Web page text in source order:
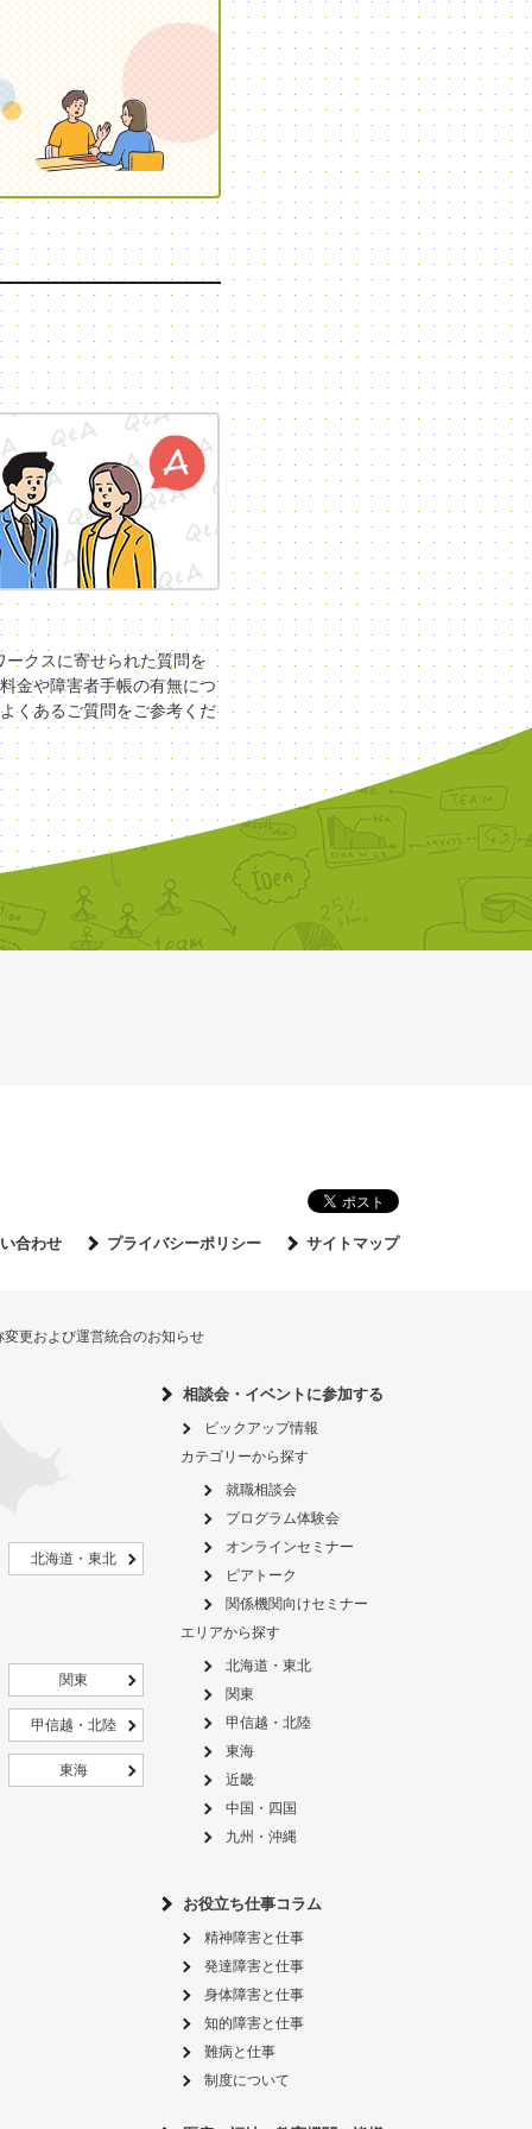
ークスに寄せられた質問を
金や障害者手帳の有無につ
くあるご質問をご参考くだ
合わせ プライバシーポリシー サイトマップ
更および運営統合のお知らせ
北海道・東北
関東
甲信越・北陸
東海
相談会・イベントに参加する
ピックアップ情報
カテゴリーから探す
就職相談会
プログラム体験会
オンラインセミナー
ピアトーク
関係機関向けセミナー
エリアから探す
北海道・東北
関東
甲信越・北陸
東海
近畿
中国・四国
九州・沖縄
お役立ち仕事コラム
精神障害と仕事
発達障害と仕事
身体障害と仕事
知的障害と仕事
難病と仕事
制度について